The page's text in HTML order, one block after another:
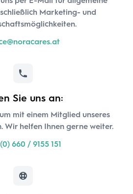
Marketing- und
Sie uns an:
mit einem Mitglied unseres
Wir helfen Ihnen gerne weiter.
660 / 9155 151